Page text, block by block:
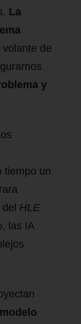
La
de
y
tiempo un
HLE
las IA